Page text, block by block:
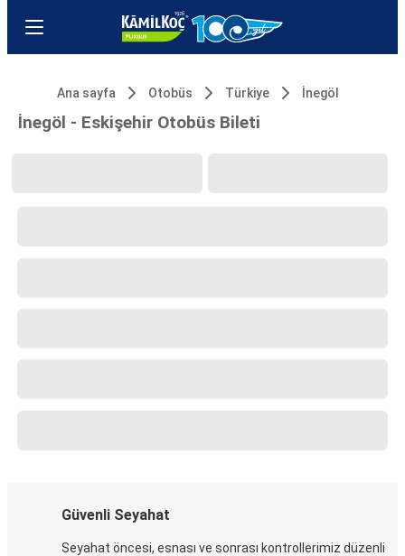
Ana sayfa Otobüs Türkiye İnegöl
İnegöl - Eskişehir Otobüs Bileti
Güvenli Seyahat
Seyahat öncesi, esnası ve sonrası kontrollerimiz düzenli